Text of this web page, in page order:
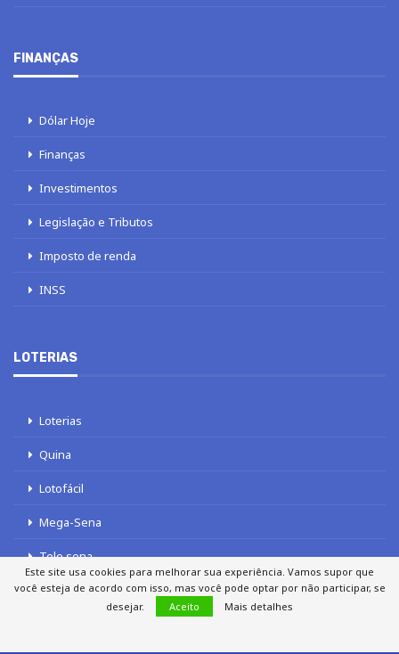
FINANÇAS
Dólar Hoje
Finanças
Investimentos
Legislação e Tributos
Imposto de renda
INSS
LOTERIAS
Loterias
Quina
Lotofácil
Mega-Sena
Tele sena
Este site usa cookies para melhorar sua experiência. Vamos supor que
você esteja de acordo com isso, mas você pode optar por não participar, se
desejar.
Aceito Mais detalhes